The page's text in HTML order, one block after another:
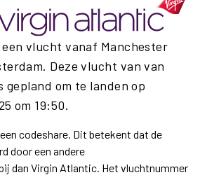
een vlucht vanaf Manchester
Deze vlucht van van
gepland om te landen op
om 19:50.
codeshare. Dit betekent dat de
door een andere
dan Virgin Atlantic. Het vluchtnummer